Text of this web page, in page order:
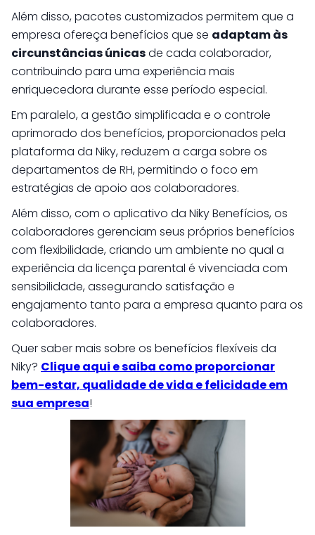
Além disso, pacotes customizados permitem que a
empresa ofereça benefícios que se adaptam às
circunstâncias únicasde cada colaborador,
contribuindo para uma experiência mais
enriquecedora durante esse período especial.
Em paralelo, a gestão simplificada e o controle
aprimorado dos benefícios, proporcionados pela
plataforma da Niky, reduzem a carga sobre os
departamentos de RH, permitindo o foco em
estratégias de apoio aos colaboradores.
Além disso, com o aplicativo da Niky Benefícios, os
colaboradores gerenciam seus próprios benefícios
com flexibilidade, criando um ambiente no qual a
experiência da licença parental é vivenciada com
sensibilidade, assegurando satisfação e
engajamento tanto para a empresa quanto para os
colaboradores.
Quer saber mais sobre os benefícios flexíveis da
Niky? Clique aqui e saiba como proporcionar
bem-estar, qualidade de vida e felicidade em
sua empresa!